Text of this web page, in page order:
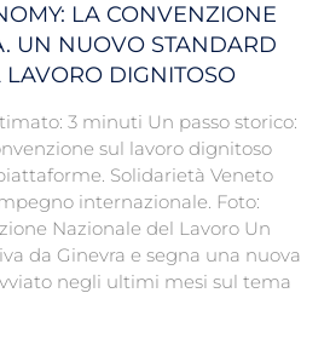
LA CONVENZIONE
UN NUOVO STANDARD
DIGNITOSO
3 minuti Un passo storico:
sul lavoro dignitoso
Solidarietà Veneto
internazionale. Foto:
Nazionale del Lavoro Un
da Ginevra e segna una nuova
negli ultimi mesi sul tema